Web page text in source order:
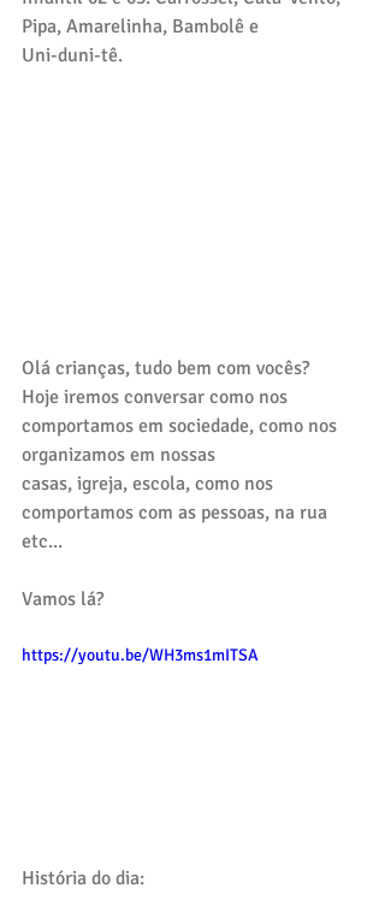
Pipa, Amarelinha, Bambolê e
Uni-duni-tê.
Olá crianças, tudo bem com vocês?
Hoje iremos conversar como nos
comportamos em sociedade, como nos
organizamos em nossas
casas, igreja, escola, como nos
comportamos com as pessoas, na rua
etc...
Vamos lá?
https://youtu.be/WH3ms1mITSA
História do dia: